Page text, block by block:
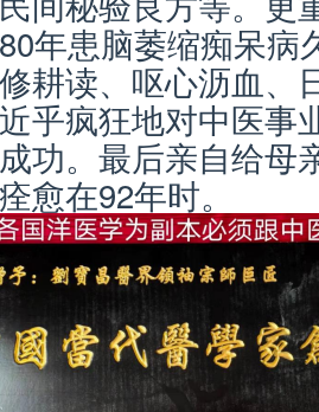
年患脑萎缩痴呆病
耕读、呕心沥血、
乎疯狂地对中医事
功。最后亲自给母
愈在92年时。